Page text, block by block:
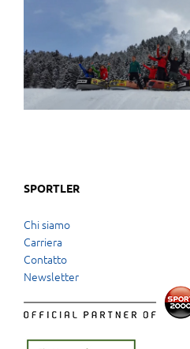
SPORTLER
Chi siamo
Carriera
Contatto
Newsletter